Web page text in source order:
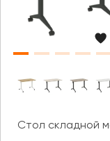
Стол складной